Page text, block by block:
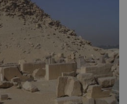
je dobře známý
ptáky. Dominantní